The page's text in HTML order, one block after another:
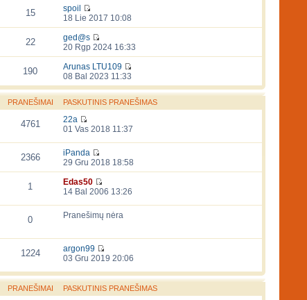
15
spoil
18 Lie 2017 10:08
22
ged@s
20 Rgp 2024 16:33
190
Arunas LTU109
08 Bal 2023 11:33
PRANEŠIMAI PASKUTINIS PRANEŠIMAS
4761
22a
01 Vas 2018 11:37
2366
iPanda
29 Gru 2018 18:58
1
Edas50
14 Bal 2006 13:26
0 Pranešimų nėra
1224
argon99
03 Gru 2019 20:06
PRANEŠIMAI PASKUTINIS PRANEŠIMAS